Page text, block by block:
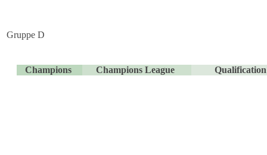
Gruppe D
Champions Champions League